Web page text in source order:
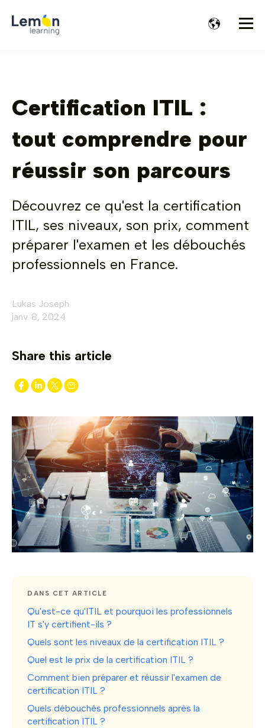
Certification ITIL :
tout comprendre pour
réussir son parcours
Découvrez ce qu'est la certification
ITIL, ses niveaux, son prix, comment
préparer l'examen et les débouchés
professionnels en France.
Lukas Joseph
janv. 8, 2024
Share this article
DANS CET ARTICLE
Qu'est-ce qu'ITIL et pourquoi les professionnels
IT s'y certifient-ils ?
Quels sont les niveaux de la certification ITIL ?
Quel est le prix de la certification ITIL ?
Comment bien préparer et réussir l'examen de
certification ITIL ?
Quels débouchés professionnels après la
certification ITIL ?